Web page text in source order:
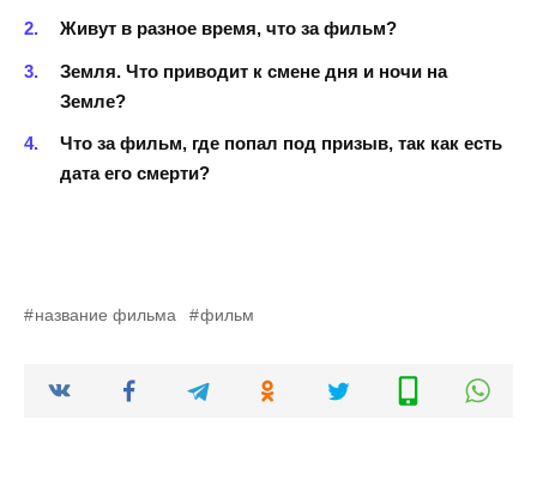
Живут в разное время, что за фильм?
Земля. Что приводит к смене дня и ночи на
Земле?
Что за фильм, где попал под призыв, так как есть
дата его смерти?
название фильма фильм